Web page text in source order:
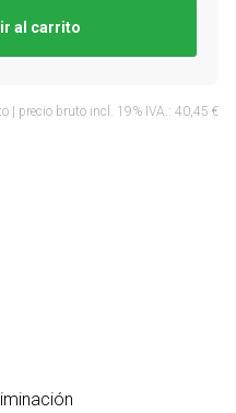
al carrito
| precio bruto incl. 19% IVA.: 40,45 €